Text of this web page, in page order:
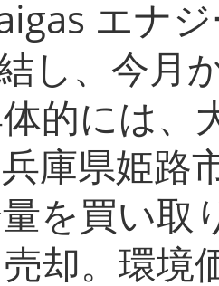
エナ
し、今月
的には、
庫県姫路
を買い取
却。環境